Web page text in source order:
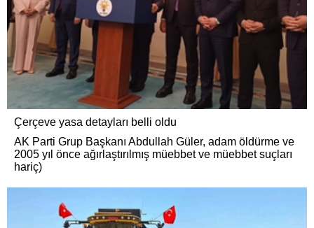
Çerçeve yasa detayları belli oldu
AK Parti Grup Başkanı Abdullah Güler, adam öldürme ve
2005 yıl önce ağırlaştırılmış müebbet ve müebbet suçları
hariç)